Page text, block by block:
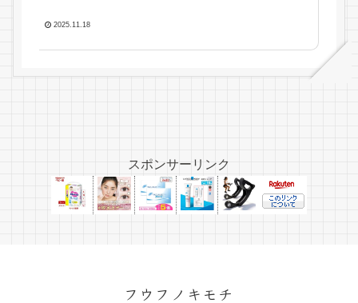
2025.11.18
スポンサーリンク
フウフノキモチ